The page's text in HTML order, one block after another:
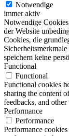
Notwendige
immer aktiv
Notwendige
der Website
Cookies, die
speichern keine
Functional
Functional
Functional cookies
sharing the content
feedbacks, and
Performance
Performance
Performance